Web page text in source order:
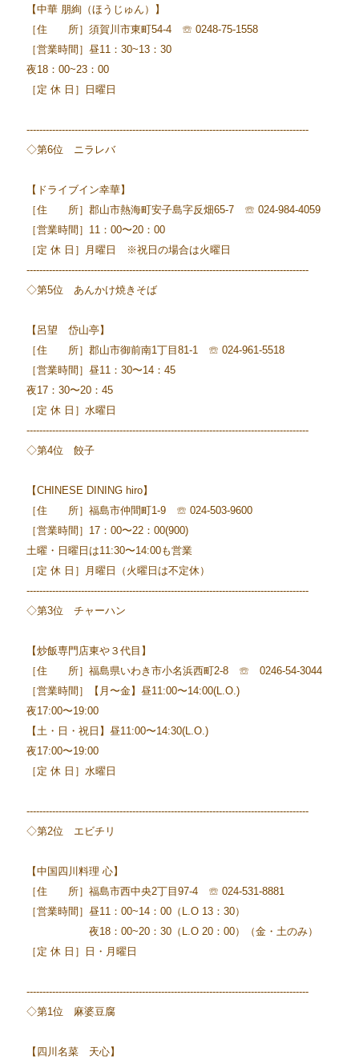
【中華 朋絢（ほうじゅん）】
［住 所］須賀川市東町54-4 ☏ 0248-75-1558
［営業時間］昼11：30~13：30
夜18：00~23：00
［定 休 日］日曜日
----------------------------------------------------------------------------------------
◇第6位 ニラレバ
【ドライブイン幸華】
［住 所］郡山市熱海町安子島字反畑65-7 ☏ 024-984-4059
［営業時間］11：00〜20：00
［定 休 日］月曜日 ※祝日の場合は火曜日
----------------------------------------------------------------------------------------
◇第5位 あんかけ焼きそば
【呂望 岱山亭】
［住 所］郡山市御前南1丁目81-1 ☏ 024-961-5518
［営業時間］昼11：30〜14：45
夜17：30〜20：45
［定 休 日］水曜日
----------------------------------------------------------------------------------------
◇第4位 餃子
【CHINESE DINING hiro】
［住 所］福島市仲間町1-9 ☏ 024-503-9600
［営業時間］17：00〜22：00(900)
土曜・日曜日は11:30〜14:00も営業
［定 休 日］月曜日（火曜日は不定休）
----------------------------------------------------------------------------------------
◇第3位 チャーハン
【炒飯専門店東や３代目】
［住 所］福島県いわき市小名浜西町2-8 ☏ 0246-54-3044
［営業時間］【月〜金】昼11:00〜14:00(L.O.)
夜17:00〜19:00
【土・日・祝日】昼11:00〜14:30(L.O.)
夜17:00〜19:00
［定 休 日］水曜日
----------------------------------------------------------------------------------------
◇第2位 エビチリ
【中国四川料理 心】
［住 所］福島市西中央2丁目97-4 ☏ 024-531-8881
［営業時間］昼11：00~14：00（L.O 13：30）
夜18：00~20：30（L.O 20：00）（金・土のみ）
［定 休 日］日・月曜日
----------------------------------------------------------------------------------------
◇第1位 麻婆豆腐
【四川名菜 天心】